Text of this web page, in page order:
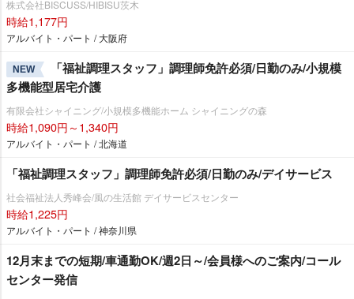
株式会社BISCUSS/HIBISU茨木
時給1,177円
アルバイト・パート / 大阪府
NEW
「福祉調理スタッフ」調理師免許必須/日勤のみ/小規模
多機能型居宅介護
有限会社シャイニング/小規模多機能ホーム シャイニングの森
時給1,090円～1,340円
アルバイト・パート / 北海道
「福祉調理スタッフ」調理師免許必須/日勤のみ/デイサービス
社会福祉法人秀峰会/風の生活館 デイサービスセンター
時給1,225円
アルバイト・パート / 神奈川県
12月末までの短期/車通勤OK/週2日～/会員様へのご案内/コール
センター発信